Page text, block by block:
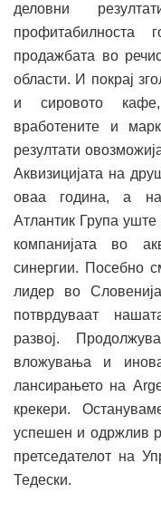
деловни
продажбата во
области. И покрај
и сировото
вработените и
резултати
Аквизицијата на
оваа година, а
Атлантик Група
компанијата во
синергии. Посебно
лидер во
потврдуваат
развој.
вложувања и
лансирањето на
крекери.
успешен и одржлив
претседателот на
Тедески.